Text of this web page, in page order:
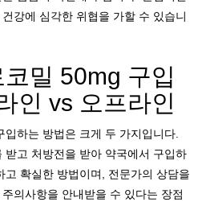
강에 심각한 위협을 가할 수 있습니
밀 50mg 구입
인 vs 오프라인
하는 방법은 크게 두 가지입니다.
받고 처방전을 받아 약국에서 구입하
고 확실한 방법이며, 전문가의 상담을
의사항을 안내받을 수 있다는 장점